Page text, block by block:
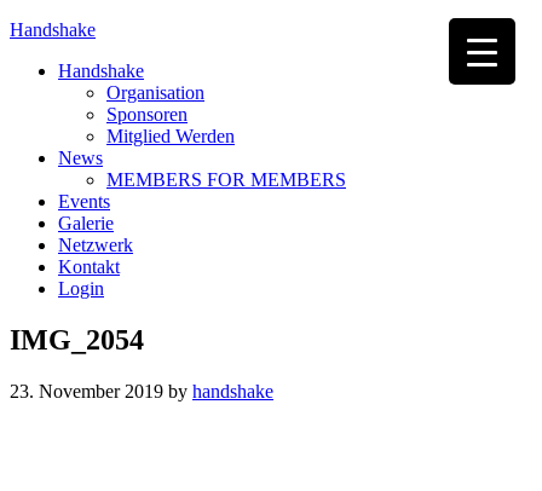
Handshake
Handshake
Organisation
Sponsoren
Mitglied Werden
News
MEMBERS FOR MEMBERS
Events
Galerie
Netzwerk
Kontakt
Login
IMG_2054
23. November 2019 by handshake